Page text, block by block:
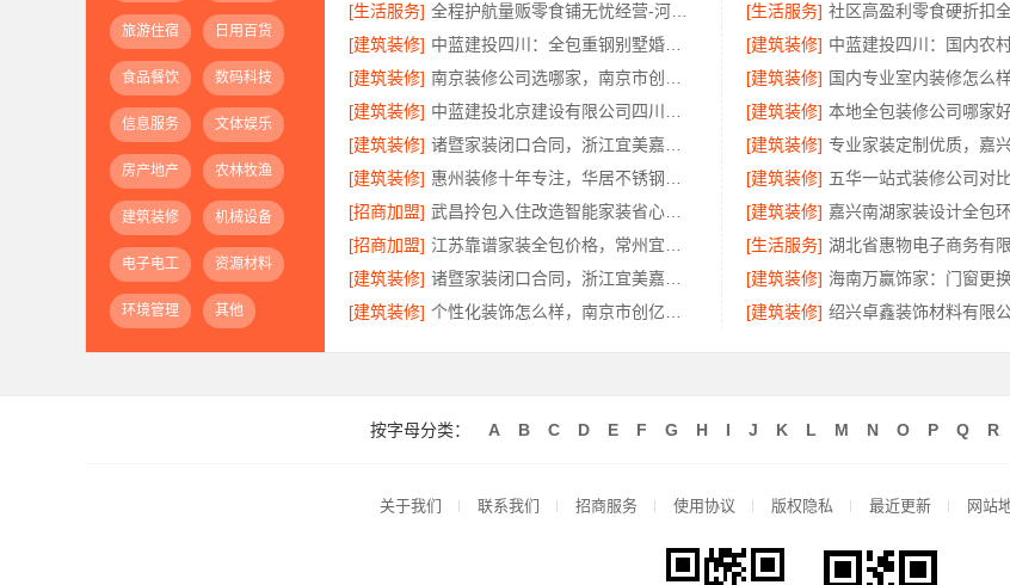
旅游住宿 日用百货
食品餐饮 数码科技
信息服务 文体娱乐
房产地产 农林牧渔
建筑装修 机械设备
电子电工 资源材料
环境管理 其他
[生活服务]
[生活服务] 社区高盈利零食硬折扣
[建筑装修]
[建筑装修]
[建筑装修]
[建筑装修]
[建筑装修]
[建筑装修]
[建筑装修]
[建筑装修]
[建筑装修]
[建筑装修]
[招商加盟]
[建筑装修]
[招商加盟]
[生活服务]
[建筑装修]
[建筑装修] 海南万赢饰家：门窗更
[建筑装修]
[建筑装修]
按字母分类： A B C D E F G H I J K L M N O P Q R
关于我们 联系我们 招商服务 使用协议 版权隐私 最近更新 网站